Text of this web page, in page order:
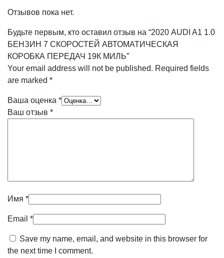
Отзывов пока нет.
Будьте первым, кто оставил отзыв на “2020 AUDI A1 1.0
БЕНЗИН 7 СКОРОСТЕЙ АВТОМАТИЧЕСКАЯ
КОРОБКА ПЕРЕДАЧ 19К МИЛЬ”
Your email address will not be published. Required fields
are marked *
Ваша оценка *
Ваш отзыв *
Имя *
Email *
Save my name, email, and website in this browser for
the next time I comment.